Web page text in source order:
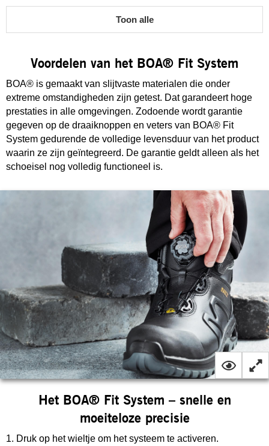
Toon alle
Voordelen van het BOA® Fit System
BOA® is gemaakt van slijtvaste materialen die onder
extreme omstandigheden zijn getest. Dat garandeert hoge
prestaties in alle omgevingen. Zodoende wordt garantie
gegeven op de draaiknoppen en veters van BOA® Fit
System gedurende de volledige levensduur van het product
waarin ze zijn geïntegreerd. De garantie geldt alleen als het
schoeisel nog volledig functioneel is.
Het BOA® Fit System – snelle en
moeiteloze precisie
1. Druk op het wieltje om het systeem te activeren.